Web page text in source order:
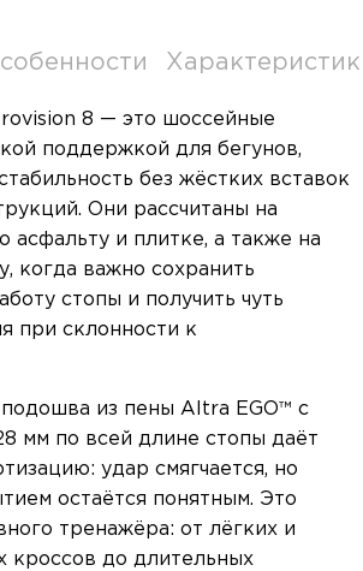
8 — это шоссейные
поддержкой для бегунов,
без жёстких вставок
Они рассчитаны на
асфальту и плитке, а также на
когда важно сохранить
стопы и получить чуть
при склонности к
подошва из пены Altra EGO™ с
мм по всей длине стопы даёт
удар смягчается, но
остаётся понятным. Это
тренажёра: от лёгких и
кроссов до длительных